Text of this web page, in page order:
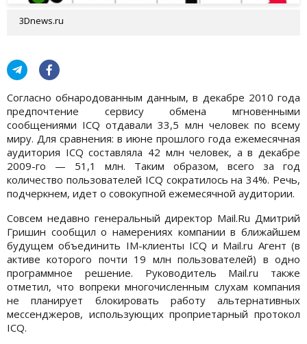
3Dnews.ru
Согласно обнародованным данным, в декабре 2010 года
предпочтение сервису обмена мгновенными
сообщениями ICQ отдавали 33,5 млн человек по всему
миру. Для сравнения: в июне прошлого года ежемесячная
аудитория ICQ составляла 42 млн человек, а в декабре
2009-го — 51,1 млн. Таким образом, всего за год
количество пользователей ICQ сократилось на 34%. Речь,
подчеркнем, идет о совокупной ежемесячной аудитории.
Совсем недавно генеральный директор Mail.Ru Дмитрий
Гришин сообщил о намерениях компании в ближайшем
будущем объединить IM-клиенты ICQ и Mail.ru Агент (в
активе которого почти 19 млн пользователей) в одно
программное решение. Руководитель Mail.ru также
отметил, что вопреки многочисленным слухам компания
не планирует блокировать работу альтернативных
мессенджеров, использующих проприетарный протокол
ICQ.